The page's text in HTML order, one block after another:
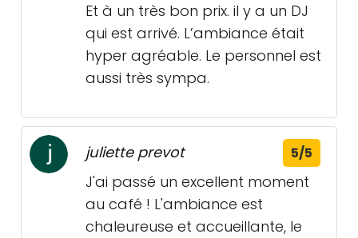
Et à un très bon prix. il y a un DJ
qui est arrivé. L’ambiance était
hyper agréable. Le personnel est
aussi très sympa.
juliette prevot 5/5
J'ai passé un excellent moment
au café ! L'ambiance est
chaleureuse et accueillante, le